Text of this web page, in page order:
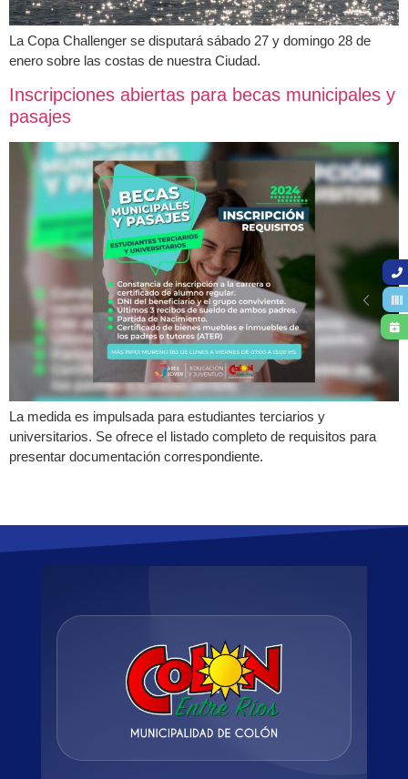
La Copa Challenger se disputará sábado 27 y domingo 28 de
enero sobre las costas de nuestra Ciudad.
Inscripciones abiertas para becas municipales y
pasajes
La medida es impulsada para estudiantes terciarios y
universitarios. Se ofrece el listado completo de requisitos para
presentar documentación correspondiente.